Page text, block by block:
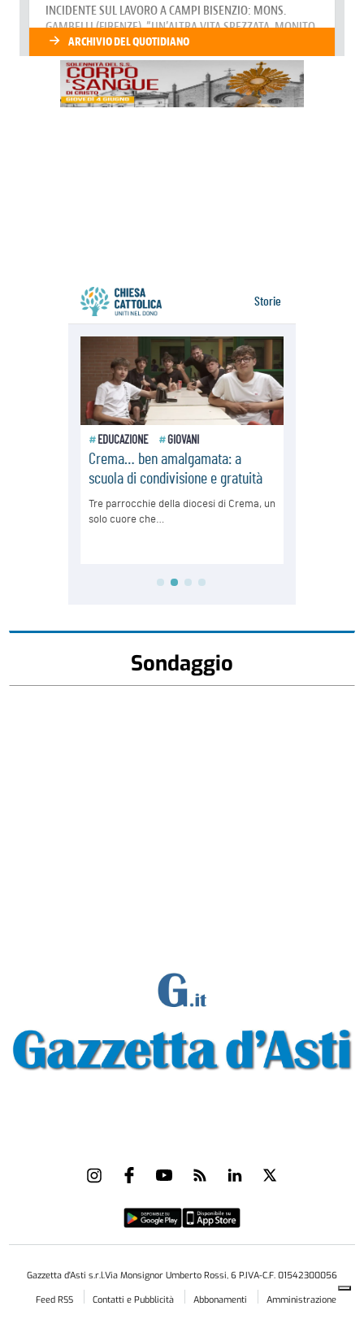
Sondaggio
Gazzetta d'Asti s.r.l.Via Monsignor Umberto Rossi, 6 P.IVA-C.F. 01542300056
Feed RSS
Contatti e Pubblicità Abbonamenti
Amministrazione